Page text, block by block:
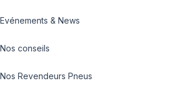
Evénements & News
Nos conseils
Nos Revendeurs Pneus